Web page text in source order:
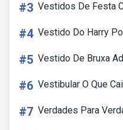
#3 Vestidos De Festa
#4 Vestido Do Harry
#5 Vestido De Bruxa
#6 Vestibular O Que Cai
#7 Verdades Para